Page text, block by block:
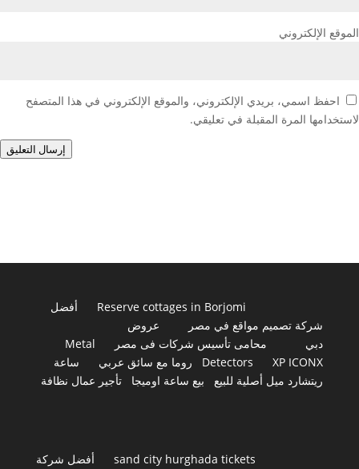
الموقع الإلكتروني
احفظ اسمي، بريدي الإلكتروني، والموقع الإلكتروني في هذا المتصفح
لاستخدامها المرة المقبلة في تعليقي.
إرسال التعليق
Reserve cottages in Borjomi
أفضل
شركة تصميم مواقع في مصر
عروض
دبي
محامى تأسيس شركات فى مصر
Metal
Detectors
XP ICONX روما مع سائق عربي
ساعة
ريتشارد ميل أصلية للبيع
بيع ساعة اوميجا تأجير عمال نظافة
sand city hurghada tickets
أفضل شركة